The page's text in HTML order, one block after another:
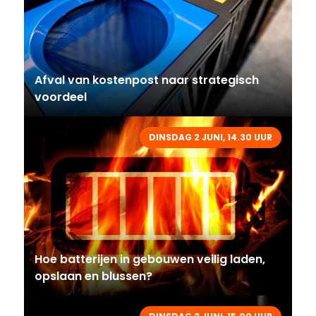
Afval van kostenpost naar strategisch
voordeel
DINSDAG 2 JUNI, 14.30 UUR
Hoe batterijen in gebouwen veilig laden,
opslaan en blussen?